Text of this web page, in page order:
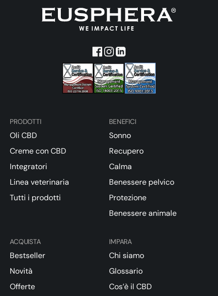
PRODOTTI
Oli CBD
Creme con CBD
Integratori
Linea veterinaria
Tutti i prodotti
BENEFICI
Sonno
Recupero
Calma
Benessere pelvico
Protezione
Benessere animale
ACQUISTA
Bestseller
Novità
Offerte
IMPARA
Chi siamo
Glossario
Cos’è il CBD